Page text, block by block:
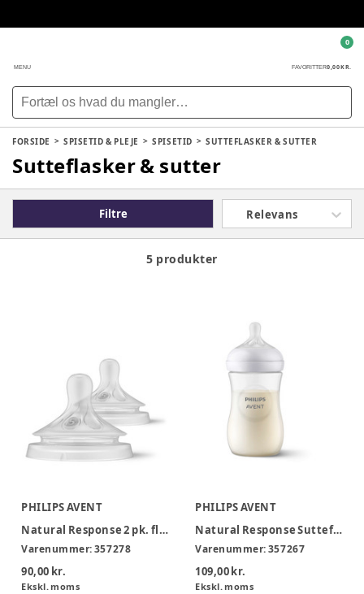
MENU FAVORITTER0,00 KR.
0
FORSIDE SPISETID & PLEJE SPISETID SUTTEFLASKER & SUTTER
Sutteflasker & sutter
Filtre Relevans
5 produkter
PHILIPS AVENT
Natural Response 2 pk. flaskesut 6m+ (Flow 5)
Varenummer:357278
90,00 kr.
Ekskl. moms
PHILIPS AVENT
Natural Response Sutteflaske 260 ml.
Varenummer:357267
109,00 kr.
Ekskl. moms